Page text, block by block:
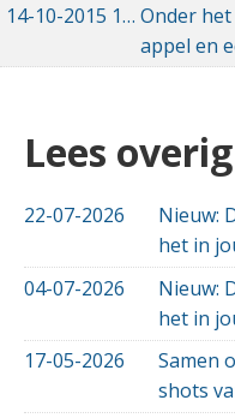
14-10-2015 14-10-2015 00:00
Onder het
appel en
Lees
22-07-2026
Nieuw:
het in
04-07-2026
Nieuw:
het in
17-05-2026
Samen
shots